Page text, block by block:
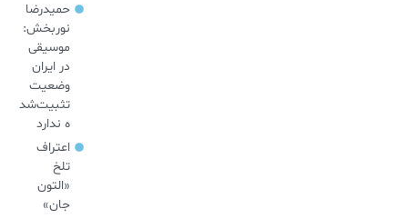
حمیدرضا
نوربخش:
موسیقی
در ایران
وضعیت
تثبیت‌شد
ه ندارد
اعتراف
تلخ
«التون
جان»